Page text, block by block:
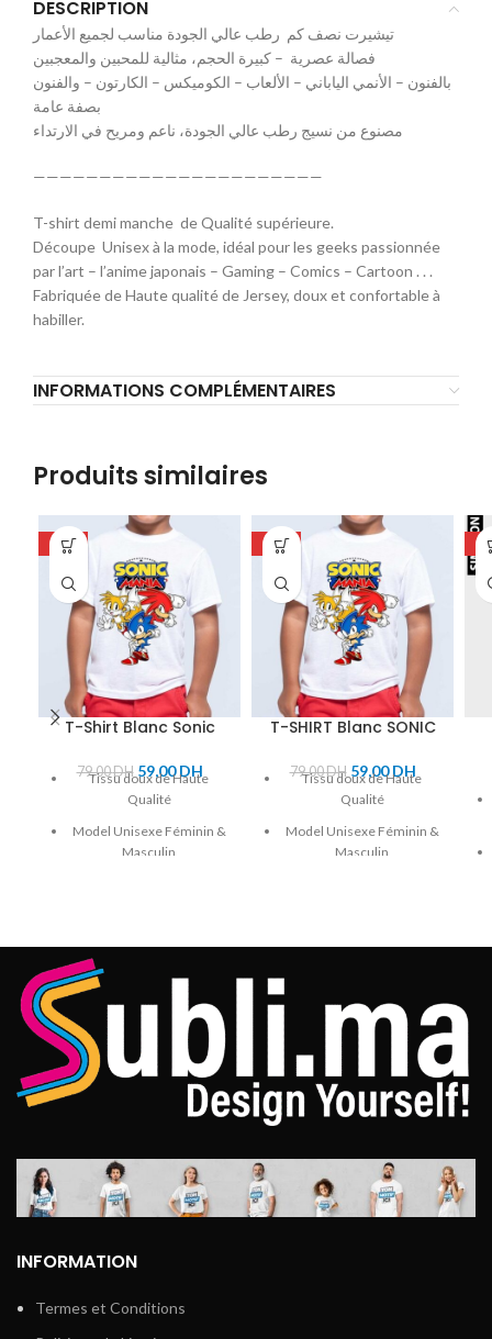
DESCRIPTION
تيشيرت نصف كم رطب عالي الجودة مناسب لجميع الأعمار
فصالة عصرية – كبيرة الحجم، مثالية للمحبين والمعجبين
بالفنون – الأنمي الياباني – الألعاب – الكوميكس – الكارتون – والفنون
بصفة عامة
مصنوع من نسيج رطب عالي الجودة، ناعم ومريح في الارتداء
——————————————————————
T-shirt demi manche de Qualité supérieure.
Découpe Unisex à la mode, idéal pour les geeks passionnée
par l’art – l’anime japonais – Gaming – Comics – Cartoon . . .
Fabriquée de Haute qualité de Jersey, doux et confortable à
habiller.
INFORMATIONS COMPLÉMENTAIRES
Produits similaires
-25%
T-Shirt Blanc Sonic
79,00DH 59,00DH
Tissu doux de Haute
Qualité
Model Unisexe Féminin &
Masculin
impression direct sur les
fibres du tissu
Résistant au lavage
jusqu’à 60 dégrée
-25%
T-SHIRT Blanc SONIC
79,00DH 59,00DH
Tissu doux de Haute
Qualité
Model Unisexe Féminin &
Masculin
Résistant au lavage
jusqu’à 60 dégrée
-
INFORMATION
Termes et Conditions